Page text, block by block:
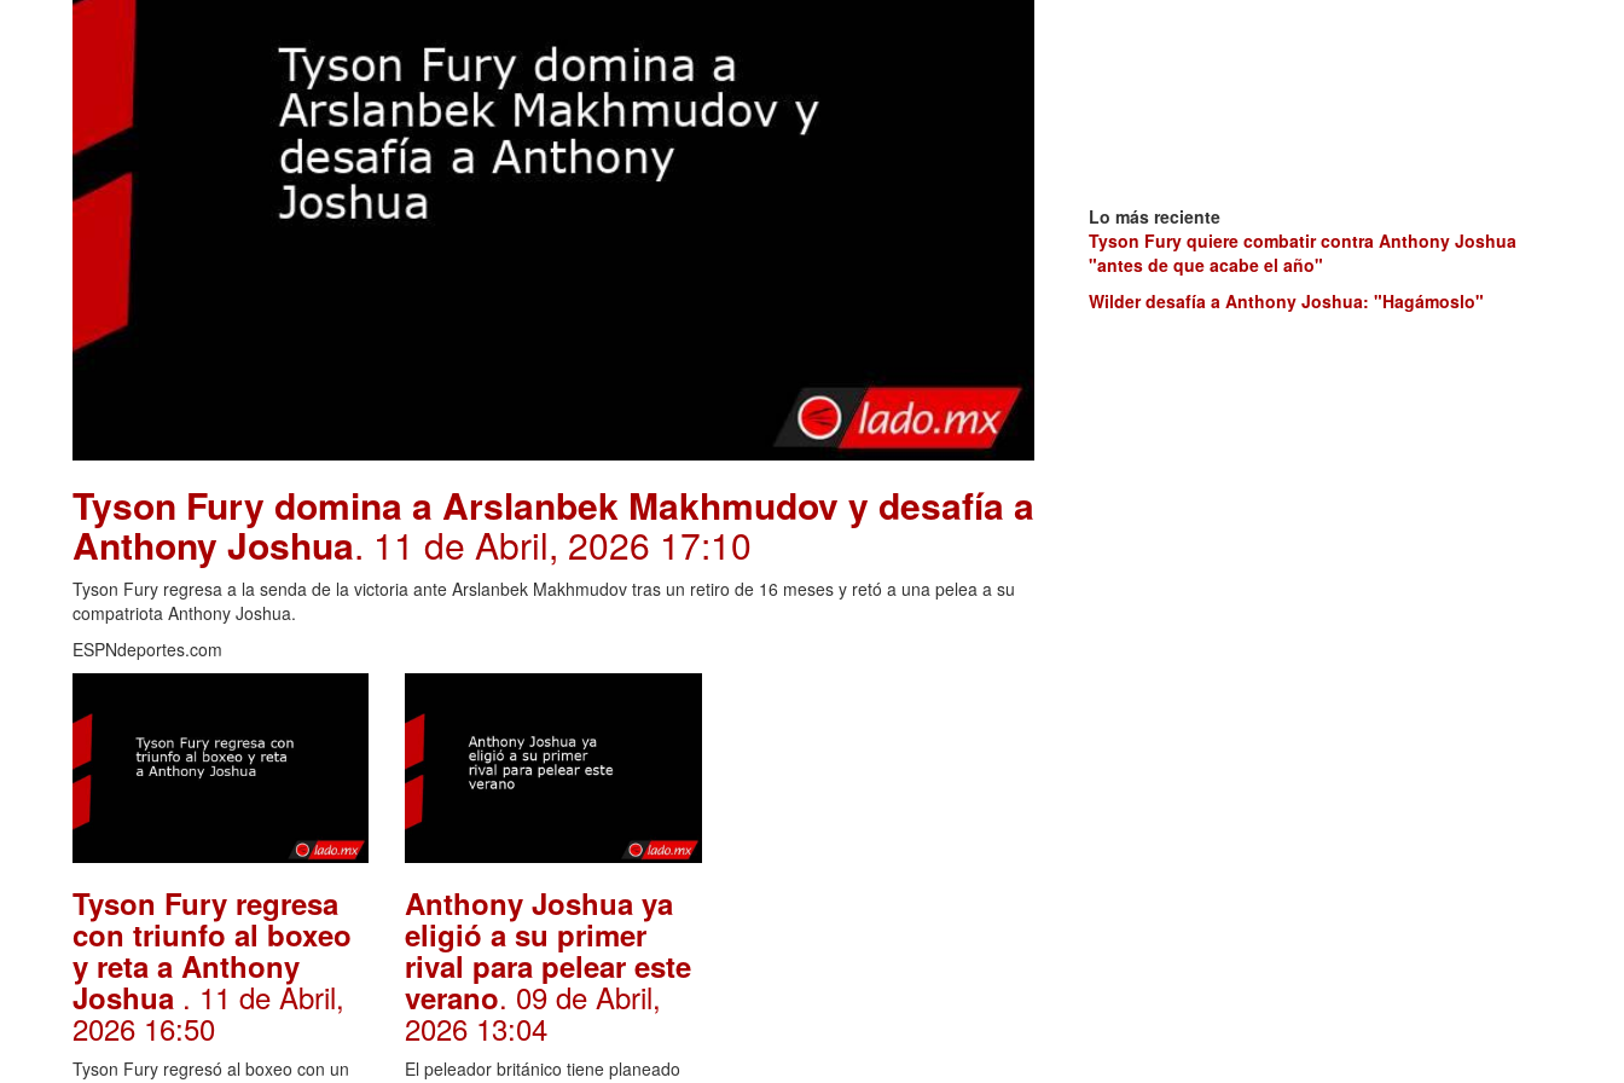
Tyson Fury domina a Arslanbek Makhmudov y desafía a
Anthony Joshua. 11 de Abril, 2026 17:10
Tyson Fury regresa a la senda de la victoria ante Arslanbek Makhmudov tras un retiro de 16 meses y retó a una pelea a su
compatriota Anthony Joshua.
ESPNdeportes.com
Tyson Fury regresa
con triunfo al boxeo
y reta a Anthony
Joshua . 11 de Abril,
2026 16:50
Tyson Fury regresó al boxeo con un
Anthony Joshua ya
eligió a su primer
rival para pelear este
verano. 09 de Abril,
2026 13:04
El peleador británico tiene planeado
Lo más reciente
Tyson Fury quiere combatir contra Anthony Joshua
"antes de que acabe el año"
Wilder desafía a Anthony Joshua: "Hagámoslo"